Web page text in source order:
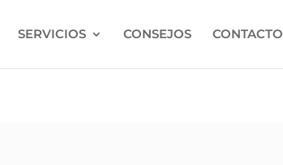
SERVICIOS CONSEJOS CONTACTO